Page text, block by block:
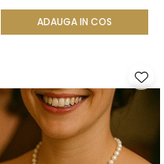
ADAUGA IN COS